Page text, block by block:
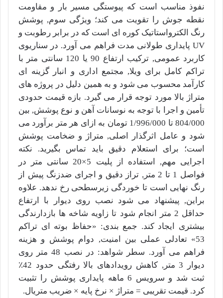
نفوذ مناسب است که پیوستگی مسیر بار و مقاومت
نقطه جوش را تقویت می کند؛ ویژگی سوم, پوشش
رنگ الکترواستاتیک کوره ای است که در برابر رطوبت و
UV پایداری طولانی مدت فراهم می آورد. در سناریوی
کاربرد عمومی, ترکیب ارتفاع 90 یا 120 سانتی متر با
تراکم کامل برای ویلا, مجتمع اداری و انبار گزینه ای
کارآمد محسوب می شود و به همین دلیل در پروژه های
متراژ بالا مورد توجه قرار می گیرد. بازه قیمت حدودی
تأمین و اجرا با توجه به نوسانات آهن و نوع پوشش, بین
804/000 تا
1/996/000 تومان به ازای هر متر برآورد می
شود و عامل اثرگذار اصلی, متراژ و ضخامت پوشش
است؛ برای استعلام دقیق باید تماس بگیرید. نکته
اجرایی مهم, استفاده از پلیت 5×20 سانتی متر در
فواصل 1 تا 2 متر, تراز دقیق و اجرای ضدزنگ پیش از
رنگ نهایی است تا خوردگی زیرسطحی رخ ندهد. علاوه
براین, پیشنهاد می شود نصب روی دیوار با ارتفاع
حداقل 2 متر انجام شود تا زاویه شاخه ها بازدارندگی
بیشتری ایجاد کند. جمع بندی: «حفاظ بوته ای تراکم
53» تعادلی عملی بین امنیت, دوام پوشش و هزینه
فراهم می آورد. سطر شواهد: در نصب 48 متر روی
دیوار 3 متر, کاهش رویدادهای بالا رفتگی حدود 42٪
ثبت شد و سرویس 6 ماهه پایداری پوشش را تثبیت
کرد. قیمت تقریبی = متراژ × نرخ پایه × ضریب متریال.